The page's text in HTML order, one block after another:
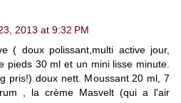
2013 at 9:32 PM
( doux polissant,multi active jour,
pieds 30 ml et un mini lisse minute.
pris!) doux nett. Moussant 20 ml, 7
, la crème Masvelt (qui a l'air